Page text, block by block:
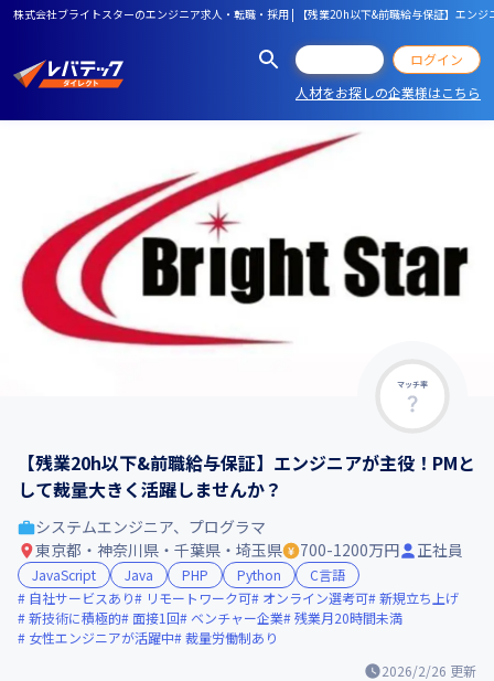
株式会社ブライトスターのエンジニア求人・転職・採用 | 【残業20h以下&前職給与保証】エン
ログイン
人材をお探しの企業様はこちら
マッチ率
【残業20h以下&前職給与保証】エンジニアが主役！PMと
して裁量大きく活躍しませんか？
2026/2/26 更新
システムエンジニア、プログラマ
東京都・神奈川県・千葉県・埼玉県
700-1200万円 正社員
JavaScript Java PHP Python
C言語
自社サービスあり
リモートワーク可 オンライン選考可 新規立ち上げ
新技術に積極的
面接1回 ベンチャー企業 残業月20時間未満
女性エンジニアが活躍中
裁量労働制あり